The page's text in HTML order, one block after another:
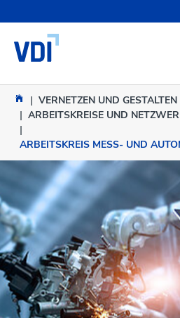
You are here:
VERNETZEN UND GESTALTEN
ARBEITSKREISE UND
ARBEITSKREIS MESS- UND